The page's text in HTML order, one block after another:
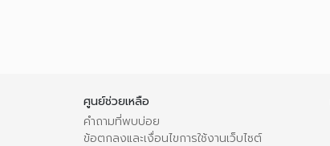
ศูนย์ช่วยเหลือ
คำถามที่พบบ่อย
ข้อตกลงและเงื่อนไขการใช้งานเว็บไซต์